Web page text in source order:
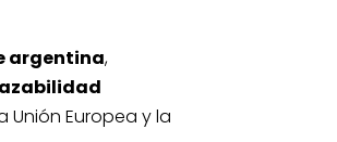
argentina,
Unión Europea y la